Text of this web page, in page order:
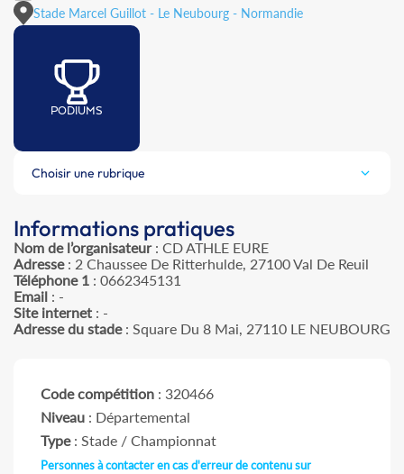
Stade Marcel Guillot - Le Neubourg - Normandie
PODIUMS
Choisir une rubrique
Informations pratiques
Nom de l’organisateur: CD ATHLE EURE
Adresse: 2 Chaussee De Ritterhulde, 27100 Val De Reuil
Téléphone 1 : 0662345131
Email : -
Site internet : -
Adresse du stade: Square Du 8 Mai, 27110 LE NEUBOURG
Code compétition : 320466
Niveau : Départemental
Type: Stade / Championnat
Personnes à contacter en cas d'erreur de contenu sur